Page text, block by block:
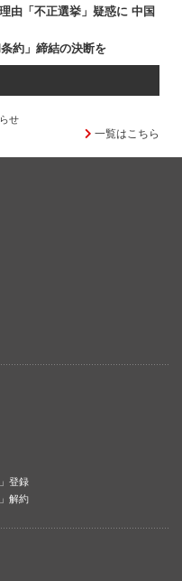
由「不正選挙」疑惑に 中国
約」締結の決断を
せ
一覧はこちら
登録
解約